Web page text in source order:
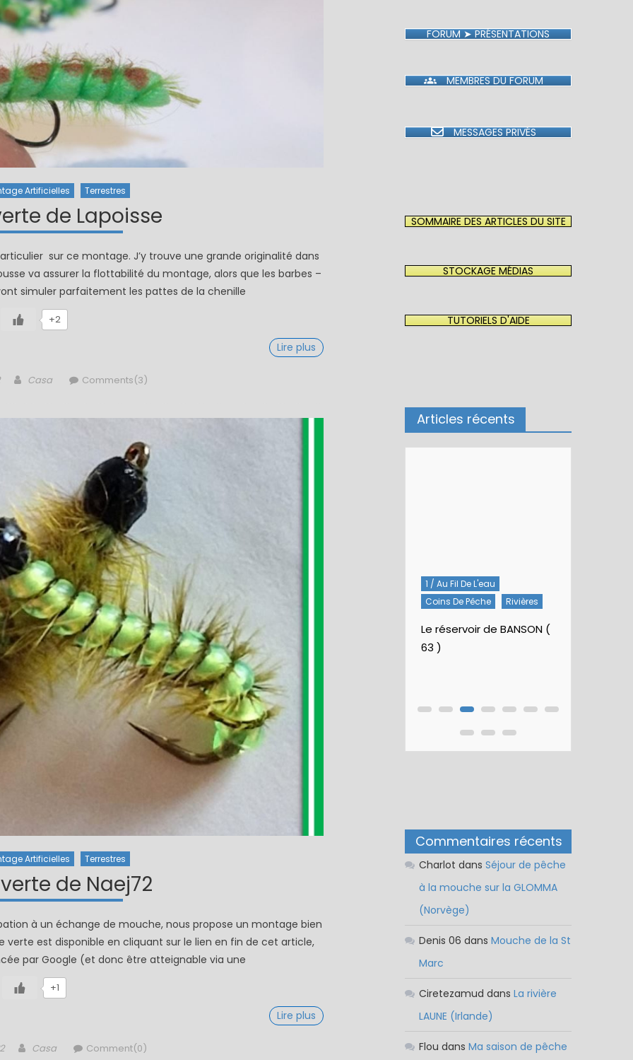
Artificielles Terrestres
de Lapoisse
sur ce montage. J’y trouve une grande originalité dans
va assurer la flottabilité du montage, alors que les barbes –
simuler parfaitement les pattes de la chenille
+2
Lire plus
Author
Casa Comments(3)
Artificielles Terrestres
de Naej72
à un échange de mouche, nous propose un montage bien
est disponible en cliquant sur le lien en fin de cet article,
par Google (et donc être atteignable via une
+1
Lire plus
Author
Casa Comment(0)
FORUM ➤ PRÉSENTATIONS
MEMBRES DU FORUM
MESSAGES PRIVÉS
SOMMAIRE DES ARTICLES DU SITE
STOCKAGE MÉDIAS
TUTORIELS D'AIDE
Articles récents
“brebis”
1 / Au Fil De L'eau
Fermeture du réservoir
mouche de Tourenne
dans le 33
1 / Au Fil De L'eau
Coins De Pêche
Rivières
Le réservoir de BANSON (
63 )
Commentaires récents
Charlot dansSéjour de pêche
à la mouche sur la GLOMMA
(Norvège)
Denis 06 dansMouche de la St
Marc
Ciretezamud dansLa rivière
LAUNE (Irlande)
Flou dansMa saison de pêche